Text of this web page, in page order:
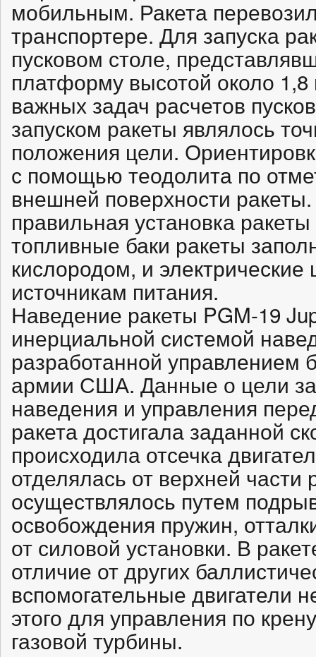
мобильным. Ракета
транспортере. Для запуска
пусковом столе,
платформу высотой около
важных задач расчетов
запуском ракеты являлось
положения цели.
с помощью теодолита по
внешней поверхности
правильная установка
топливные баки ракеты
кислородом, и
источникам питания.
Наведение ракеты PGM-19
инерциальной системой
разработанной управлением
армии США. Данные о цели
наведения и управления
ракета достигала заданной
происходила отсечка
отделялась от верхней части
осуществлялось путем
освобождения пружин,
от силовой установки. В
отличие от других
вспомогательные двигатели
этого для управления по
газовой турбины.